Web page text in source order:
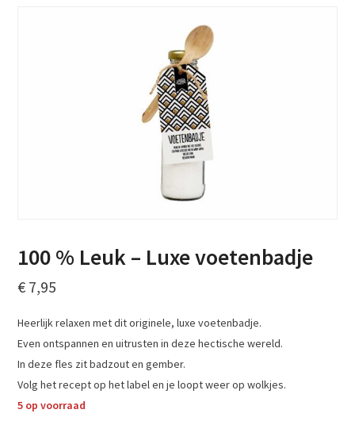
100 % Leuk – Luxe voetenbadje
€ 7,95
Heerlijk relaxen met dit originele, luxe voetenbadje.
Even ontspannen en uitrusten in deze hectische wereld.
In deze fles zit badzout en gember.
Volg het recept op het label en je loopt weer op wolkjes.
5 op voorraad